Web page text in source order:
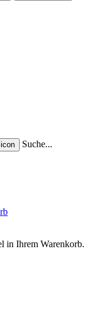
Suche...
in Ihrem Warenkorb.